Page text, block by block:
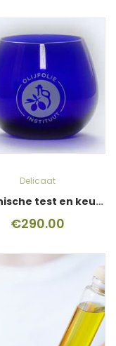
Delicaat
Technische test en keurmerk
€290.00